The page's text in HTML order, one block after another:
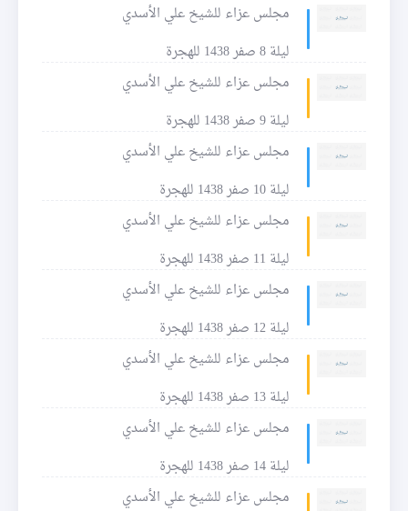
مجلس عزاء للشيخ علي الأسدي
ليلة 8 صفر 1438 للهجرة
مجلس عزاء للشيخ علي الأسدي
ليلة 9 صفر 1438 للهجرة
مجلس عزاء للشيخ علي الأسدي
ليلة 10 صفر 1438 للهجرة
مجلس عزاء للشيخ علي الأسدي
ليلة 11 صفر 1438 للهجرة
مجلس عزاء للشيخ علي الأسدي
ليلة 12 صفر 1438 للهجرة
مجلس عزاء للشيخ علي الأسدي
ليلة 13 صفر 1438 للهجرة
مجلس عزاء للشيخ علي الأسدي
ليلة 14 صفر 1438 للهجرة
مجلس عزاء للشيخ علي الأسدي